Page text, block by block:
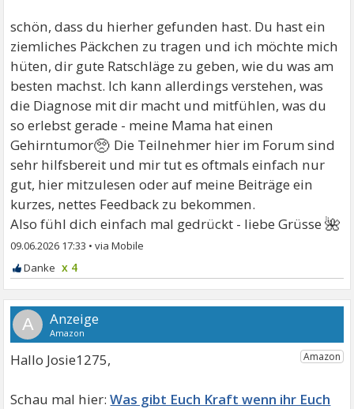
schön, dass du hierher gefunden hast. Du hast ein
ziemliches Päckchen zu tragen und ich möchte mich
hüten, dir gute Ratschläge zu geben, wie du was am
besten machst. Ich kann allerdings verstehen, was
die Diagnose mit dir macht und mitfühlen, was du
so erlebst gerade - meine Mama hat einen
Gehirntumor🥺 Die Teilnehmer hier im Forum sind
sehr hilfsbereit und mir tut es oftmals einfach nur
gut, hier mitzulesen oder auf meine Beiträge ein
kurzes, nettes Feedback zu bekommen.
Also fühl dich einfach mal gedrückt - liebe Grüsse🌺
09.06.2026 17:33 •
x 4
A
Hallo Josie1275,
Was gibt Euch Kraft wenn ihr Euch